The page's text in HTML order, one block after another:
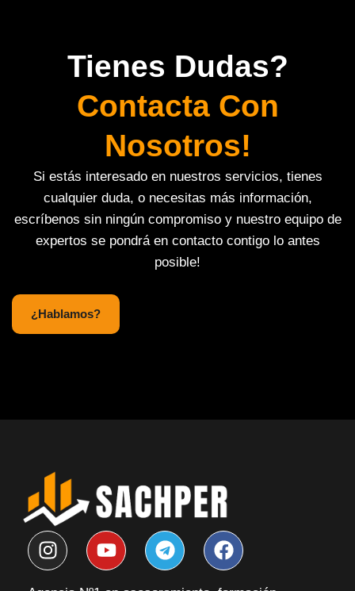
Tienes Dudas?
Contacta Con
Nosotros!
Si estás interesado en nuestros servicios, tienes
cualquier duda, o necesitas más información,
escríbenos sin ningún compromiso y nuestro equipo de
expertos se pondrá en contacto contigo lo antes
posible!
¿Hablamos?
I
n
Y
o
T
e
F
a